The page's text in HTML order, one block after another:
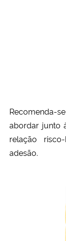
Recomenda-
abordar junto
relação
adesão.